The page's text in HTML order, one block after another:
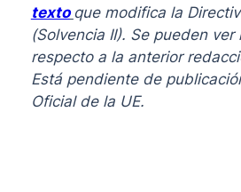
texto que modifica la
(Solvencia II). Se pueden ver
respecto a la anterior
Está pendiente de
Oficial de la UE.